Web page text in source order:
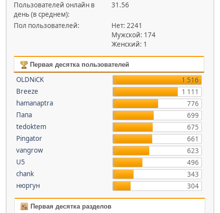
Пользователей онлайн в
день (в среднем):
31.56
Пол пользователей:
Нет: 2241
Мужской: 174
Женский: 1
Первая десятка пользователей
OLDNiCK
1 516
Breeze
1 111
hamanaptra
776
Папа
699
tedoktem
675
Pingator
661
vangrow
623
U5
496
chank
343
нюргун
304
Первая десятка разделов